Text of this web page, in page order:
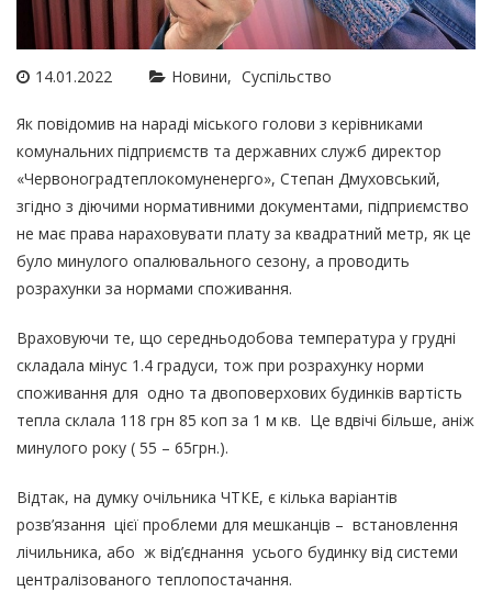
14.01.2022 Новини Суспільство
Як повідомив на нараді міського голови з керівниками
комунальних підприємств та державних служб директор
«Червоноградтеплокомуненерго», Степан Дмуховський,
згідно з діючими нормативними документами, підприємство
не має права нараховувати плату за квадратний метр, як це
було минулого опалювального сезону, а проводить
розрахунки за нормами споживання.
Враховуючи те, що середньодобова температура у грудні
складала мінус 1.4 градуси, тож при розрахунку норми
споживання для одно та двоповерхових будинків вартість
тепла склала 118 грн 85 коп за 1 м кв. Це вдвічі більше, аніж
минулого року ( 55 – 65грн.).
Відтак, на думку очільника ЧТКЕ, є кілька варіантів
розв’язання цієї проблеми для мешканців – встановлення
лічильника, або ж від’єднання усього будинку від системи
централізованого теплопостачання.